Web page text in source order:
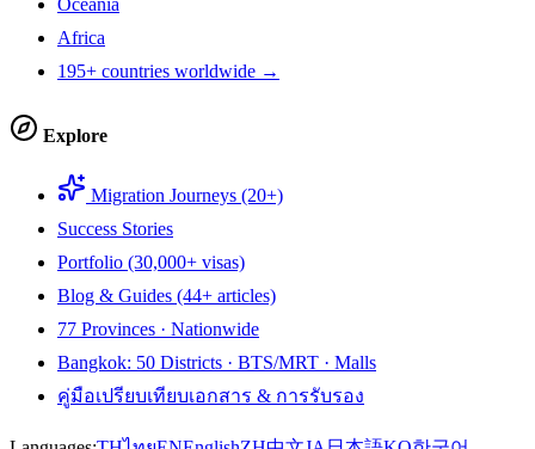
Oceania
Africa
195+ countries worldwide →
Explore
Migration Journeys (20+)
Success Stories
Portfolio (30,000+ visas)
Blog & Guides (44+ articles)
77 Provinces · Nationwide
Bangkok: 50 Districts · BTS/MRT · Malls
คู่มือเปรียบเทียบเอกสาร & การรับรอง